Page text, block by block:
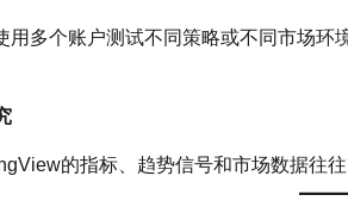
用多个账户测试不同策略或不同市场
的指标、趋势信号和市场数据往